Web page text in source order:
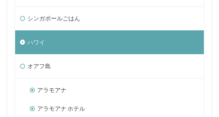
シンガポールごはん
ハワイ
オアフ島
アラモアナ
アラモアナ ホテル